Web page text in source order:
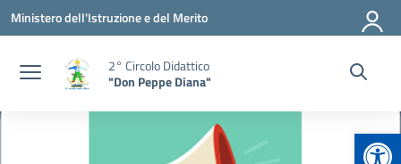
Vai ai contenuti
Vai al menu di navigazione
Vai al footer
Ministero dell'Istruzione e del Merito
2° Circolo Didattico
"Don Peppe Diana"